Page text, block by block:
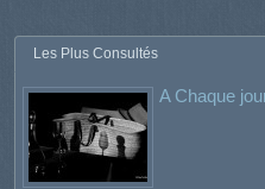
Les Plus Consultés
A Chaque